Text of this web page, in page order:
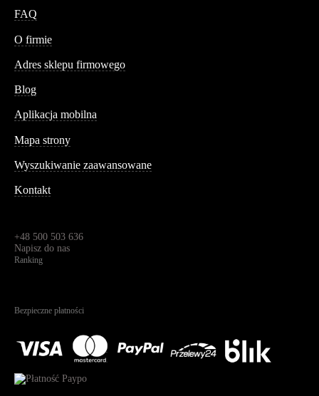
FAQ
O firmie
Adres sklepu firmowego
Blog
Aplikacja mobilna
Mapa strony
Wyszukiwanie zaawansowane
Kontakt
+48 500 503 636
Napisz do nas
Ranking
Bezpieczne płatności